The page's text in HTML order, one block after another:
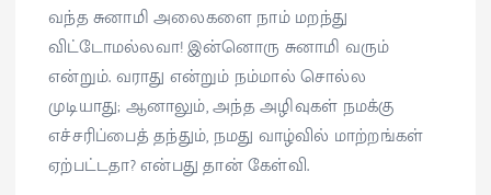
வந்த சுனாமி அலைகளை நாம் மறந்து
விட்டோமல்லவா! இன்னொரு சுனாமி வரும்
என்றும். வராது என்றும் நம்மால் சொல்ல
முடியாது; ஆனாலும், அந்த அழிவுகள் நமக்கு
எச்சரிப்பைத் தந்தும், நமது வாழ்வில் மாற்றங்கள்
ஏற்பட்டதா? என்பது தான் கேள்வி.